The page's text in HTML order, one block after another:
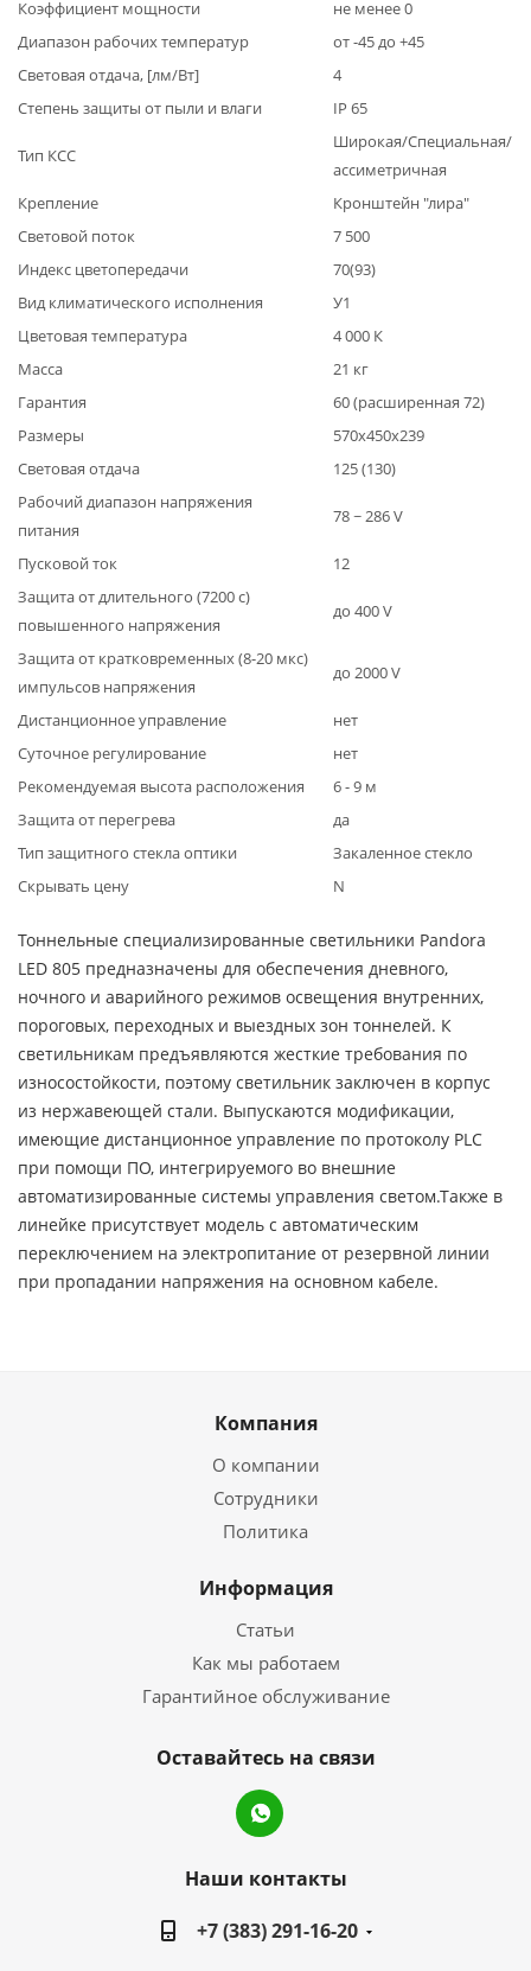
Коэффициент мощности
не менее 0
Диапазон рабочих температур
от -45 до +45
Световая отдача, [лм/Вт]
4
Степень защиты от пыли и влаги
IP 65
Тип КСС
Широкая/Специальная/
ассиметричная
Крепление
Кронштейн "лира"
Световой поток
7 500
Индекс цветопередачи
70(93)
Вид климатического исполнения
У1
Цветовая температура
4 000 К
Масса
21 кг
Гарантия
60 (расширенная 72)
Размеры
570х450х239
Световая отдача
125 (130)
Рабочий диапазон напряжения
питания
78 ~ 286 V
Пусковой ток
12
Защита от длительного (7200 с)
повышенного напряжения
до 400 V
Защита от кратковременных (8-20 мкс)
импульсов напряжения
до 2000 V
Дистанционное управление
нет
Суточное регулирование
нет
Рекомендуемая высота расположения
6 - 9 м
Защита от перегрева
да
Тип защитного стекла оптики
Закаленное стекло
Скрывать цену
N
Тоннельные специализированные светильники Pandora
LED 805 предназначены для обеспечения дневного,
ночного и аварийного режимов освещения внутренних,
пороговых, переходных и выездных зон тоннелей. К
светильникам предъявляются жесткие требования по
износостойкости, поэтому светильник заключен в корпус
из нержавеющей стали. Выпускаются модификации,
имеющие дистанционное управление по протоколу PLC
при помощи ПО, интегрируемого во внешние
автоматизированные системы управления светом.Также в
линейке присутствует модель с автоматическим
переключением на электропитание от резервной линии
при пропадании напряжения на основном кабеле.
Компания
О компании
Сотрудники
Политика
Информация
Статьи
Как мы работаем
Гарантийное обслуживание
Оставайтесь на связи
Наши контакты
+7 (383) 291-16-20